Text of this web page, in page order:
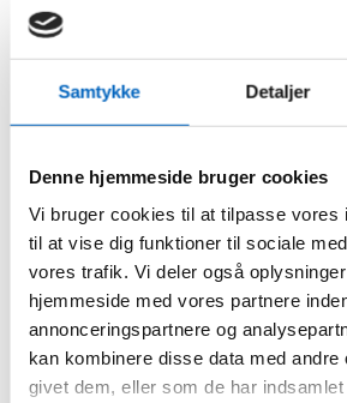
Samtykke Detaljer
Denne hjemmeside bruger cookies
Vi bruger cookies til at tilpasse vores
til at vise dig funktioner til sociale
vores trafik. Vi deler også
hjemmeside med vores partnere
annonceringspartnere og
kan kombinere disse data med andre
givet dem, eller som de har
Store eller Google Play
dit login til at aktivere
Bindningsperiode: 6 mdr.
Opsigelsesvarsel efter 6
Samlet pris for 6 mdr: